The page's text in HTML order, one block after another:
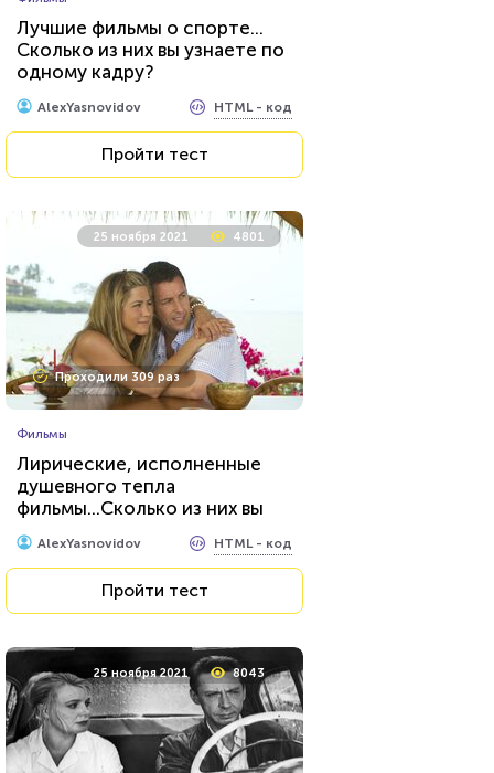
Лучшие фильмы о спорте...
Сколько из них вы узнаете по
одному кадру?
AlexYasnovidov HTML - код
Пройти тест
25 ноября 2021 4801
Проходили 309 раз
Фильмы
Лирические, исполненные
душевного тепла
фильмы...Сколько из них вы
можете вспомнить?
AlexYasnovidov HTML - код
Пройти тест
25 ноября 2021 8043